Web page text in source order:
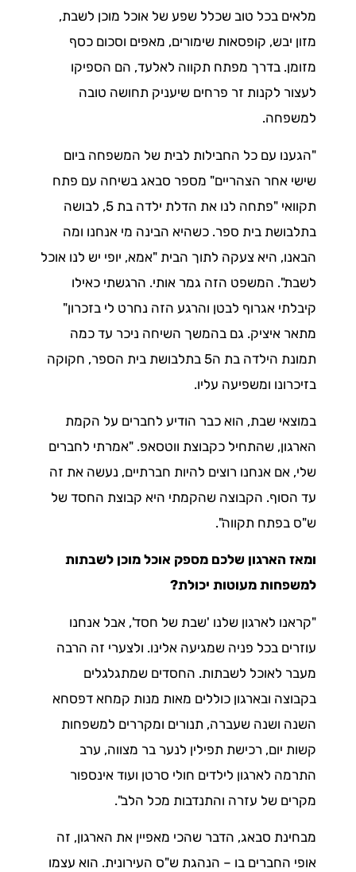
מלאים בכל טוב שכלל שפע של אוכל מוכן לשבת,
מזון יבש, קופסאות שימורים, מאפים וסכום כסף
מזומן. בדרך מפתח תקווה לאלעד, הם הספיקו
לעצור לקנות זר פרחים שיעניק תחושה טובה
למשפחה.
"הגענו עם כל החבילות לבית של המשפחה ביום
שישי אחר הצהריים" מספר סבאג בשיחה עם פתח
תקוואי "פתחה לנו את הדלת ילדה בת 5, לבושה
בתלבושת בית ספר. כשהיא הבינה מי אנחנו ומה
הבאנו, היא צעקה לתוך הבית "אמא, יופי יש לנו אוכל
לשבת". המשפט הזה גמר אותי. הרגשתי כאילו
קיבלתי אגרוף לבטן והרגע הזה נחרט לי בזכרון"
מתאר איציק. גם בהמשך השיחה ניכר עד כמה
תמונת הילדה בת ה5 בתלבושת בית הספר, חקוקה
בזיכרונו ומשפיעה עליו.
במוצאי שבת, הוא כבר הודיע לחברים על הקמת
הארגון, שהתחיל כקבוצת ווטסאפ. "אמרתי לחברים
שלי, אם אנחנו רוצים להיות חברתיים, נעשה את זה
עד הסוף. הקבוצה שהקמתי היא קבוצת החסד של
ש"ס בפתח תקווה".
ומאז הארגון שלכם מספק אוכל מוכן לשבתות
למשפחות מעוטות יכולת?
"קראנו לארגון שלנו 'שבת של חסד', אבל אנחנו
עוזרים בכל פניה שמגיעה אלינו. ולצערי זה הרבה
מעבר לאוכל לשבתות. החסדים שמתגלגלים
בקבוצה ובארגון כוללים מאות מנות קמחא דפסחא
השנה ושנה שעברה, תנורים ומקררים למשפחות
קשות יום, רכישת תפילין לנער בר מצווה, ערב
התרמה לארגון לילדים חולי סרטן ועוד אינספור
מקרים של עזרה והתנדבות מכל הלב".
מבחינת סבאג, הדבר שהכי מאפיין את הארגון, זה
אופי החברים בו – הנהגת ש"ס העירונית. הוא עצמו